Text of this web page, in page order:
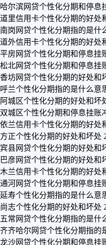
哈尔滨网贷个性化分期和停息
道里信用卡个性化分期的好处
南岗网贷个性化分期指的是什
道外信用卡个性化分期的好处
平房网贷个性化分期和停息挂
松北网贷个性化分期和停息挂
香坊网贷个性化分期的好处和
呼兰个性化分期指的是什么意
阿城区个性化分期的好处和坏
双城区个性化分期和停息挂账
依兰信用卡个性化分期的好处
方正个性化分期的好处和坏处
宾县网贷个性化分期的好处和
巴彦网贷个性化分期的好处和
木兰信用卡个性化分期的好处
通河网贷个性化分期和停息挂
延寿个性化分期指的是什么意
尚志个性化分期的好处和坏处
五常网贷个性化分期指的是什
齐齐哈尔网贷个性化分期指的
龙沙网贷个性化分期和停息挂